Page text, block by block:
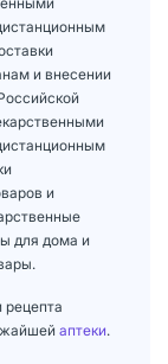
и внесении
и
для дома и
рецепта
аптеки.